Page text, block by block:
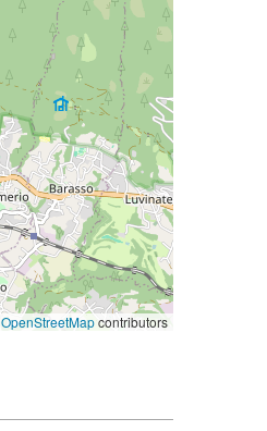
OpenStreetMapcontributors